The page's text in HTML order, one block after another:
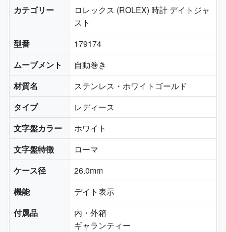
カテゴリー
ロレックス (ROLEX) 時計 デイトジャ
スト
型番
179174
ムーブメント
自動巻き
材質名
ステンレス・ホワイトゴールド
タイプ
レディース
文字盤カラー
ホワイト
文字盤特徴
ローマ
ケース径
26.0mm
機能
デイト表示
付属品
内・外箱
ギャランティー